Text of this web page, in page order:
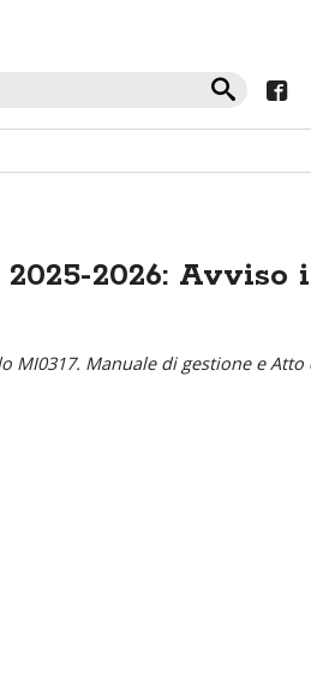
2026: Avviso
MI0317. Manuale di gestione e Atto